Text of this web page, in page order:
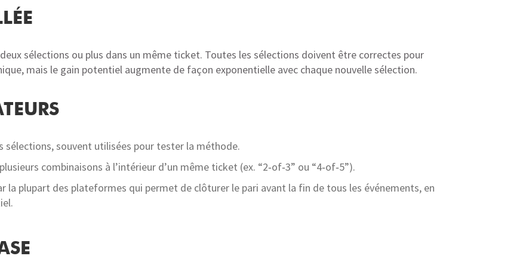
sélections ou plus dans un même ticket. Toutes les sélections doivent être correctes pour
mais le gain potentiel augmente de façon exponentielle avec chaque nouvelle sélection.
souvent utilisées pour tester la méthode.
combinaisons à l’intérieur d’un même ticket (ex. “2‑of‑3” ou “4‑of‑5”).
la plupart des plateformes qui permet de clôturer le pari avant la fin de tous les événements, en